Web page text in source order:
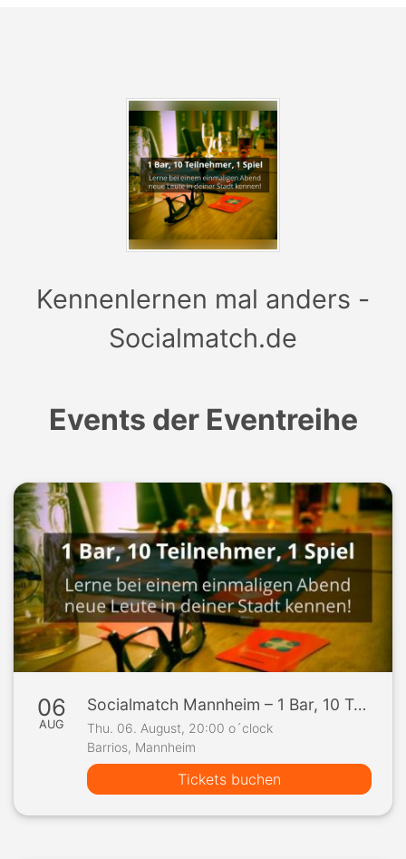
Dortmund statt. Die genaue Location wird einen Tag
vor dem Event den Teilnehmern per E-Mail mitgeteilt.
Anmelden zu den Events, kann man sich
unterwww.socialmatch.de
Kennenlernen mal anders -
Socialmatch.de
Events der Eventreihe
06
AUG
Socialmatch Mannheim – 1 Bar, 10 Teilnehmer, 1 Spiel
Thu. 06. August, 20:00 o´clock
Barrios, Mannheim
Tickets buchen